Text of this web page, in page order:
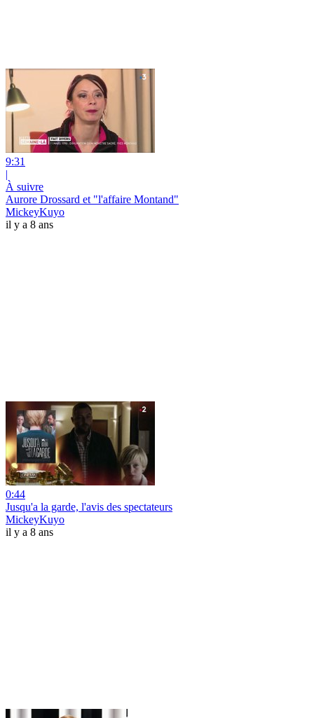
9:31
|
À suivre
Aurore Drossard et "l'affaire Montand"
MickeyKuyo
il y a 8 ans
0:44
Jusqu'a la garde, l'avis des spectateurs
MickeyKuyo
il y a 8 ans